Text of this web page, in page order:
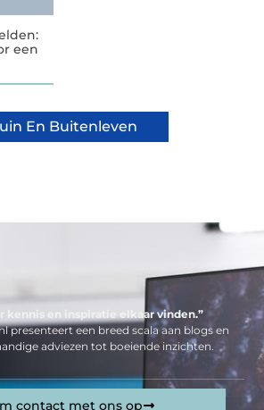
een
En Buitenleven
kennis en inspiratie elkaar vinden.”
presenteert een breed scala aan blogs en
adviezen tot boeiende inzichten.
contact met ons op